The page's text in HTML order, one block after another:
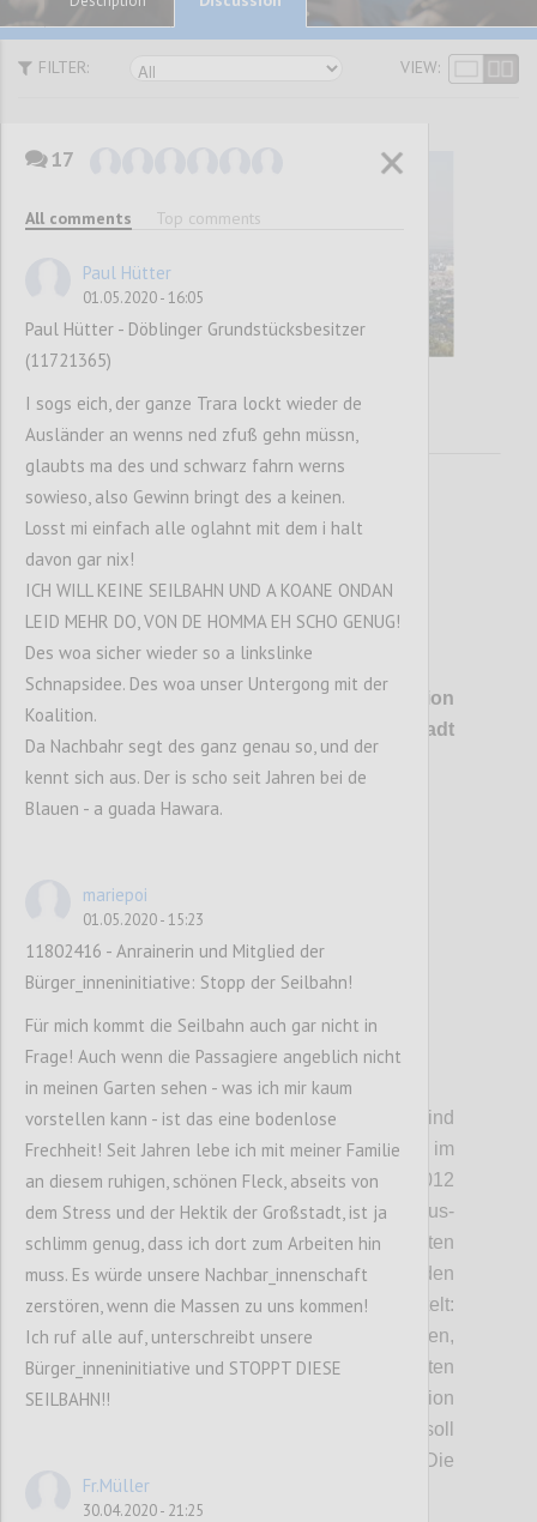
FILTER: VIEW:
P1
Erstmals wird es konkret: Die Talstation
soll direkt auf dem Bahnhof Heiligenstadt
aufsitzen.
P2
DÖBLING/FLORIDSDORF. Die Pläne sind
schon sehr weit gediehen, jetzt werden sie im
Detail der Öffentlichkeit präsentiert. 2012
hatten die Betreiber, die Genial Tourismus-
und Projektentwicklungs GmbH, zum ersten
Mal die Idee, eine Seilbahn auf den
Kahlenberg zu bauen. Seitdem wird getüftelt:
Wo können die Steher gesetzt werden,
sodass Anrainer und Natur am wenigsten
gestört werden? Wo würde sich die Talstation
günstig ins Verkehrsnetz einfügen? Was soll
die Menschen am Kahlenberg erwarten? Die
ersten Antworten:
17
All comments Top comments
Paul Hütter
01.05.2020 - 16:05
Paul Hütter - Döblinger Grundstücksbesitzer
(11721365)
I sogs eich, der ganze Trara lockt wieder de
Ausländer an wenns ned zfuß gehn müssn,
glaubts ma des und schwarz fahrn werns
sowieso, also Gewinn bringt des a keinen.
Losst mi einfach alle oglahnt mit dem i halt
davon gar nix!
ICH WILL KEINE SEILBAHN UND A KOANE ONDAN
LEID MEHR DO, VON DE HOMMA EH SCHO GENUG!
Des woa sicher wieder so a linkslinke
Schnapsidee. Des woa unser Untergong mit der
Koalition.
Da Nachbahr segt des ganz genau so, und der
kennt sich aus. Der is scho seit Jahren bei de
Blauen - a guada Hawara.
mariepoi
01.05.2020 - 15:23
11802416 - Anrainerin und Mitglied der
Bürger_inneninitiative: Stopp der Seilbahn!
Für mich kommt die Seilbahn auch gar nicht in
Frage! Auch wenn die Passagiere angeblich nicht
in meinen Garten sehen - was ich mir kaum
vorstellen kann - ist das eine bodenlose
Frechheit! Seit Jahren lebe ich mit meiner Familie
an diesem ruhigen, schönen Fleck, abseits von
dem Stress und der Hektik der Großstadt, ist ja
schlimm genug, dass ich dort zum Arbeiten hin
muss. Es würde unsere Nachbar_innenschaft
zerstören, wenn die Massen zu uns kommen!
Ich ruf alle auf, unterschreibt unsere
Bürger_inneninitiative und STOPPT DIESE
SEILBAHN!!
Fr.Müller
30.04.2020 - 21:25